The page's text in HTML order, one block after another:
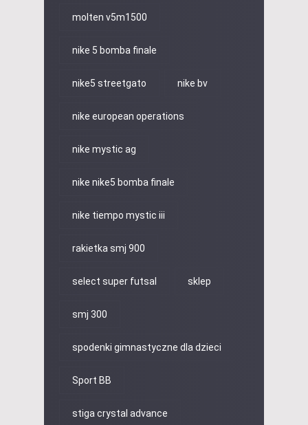
molten v5m1500
nike 5 bomba finale
nike5 streetgato nike bv
nike european operations
nike mystic ag
nike nike5 bomba finale
nike tiempo mystic iii
rakietka smj 900
select super futsal sklep
smj 300
spodenki gimnastyczne dla dzieci
Sport BB
stiga crystal advance